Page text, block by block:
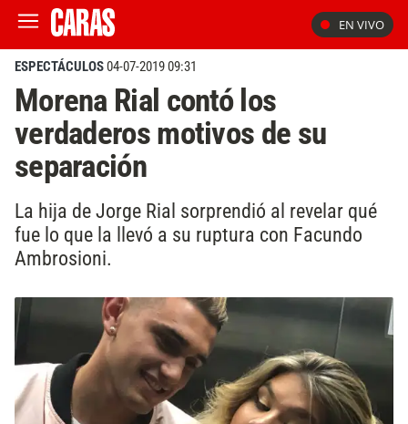
EN VIVO
ESPECTÁCULOS04-07-2019 09:31
Morena Rial contó los
verdaderos motivos de su
separación
La hija de Jorge Rial sorprendió al revelar qué
fue lo que la llevó a su ruptura con Facundo
Ambrosioni.